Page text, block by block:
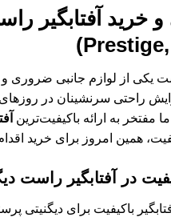
خرید
Prestige,
یکی از لوازم جانبی
راحتی سرنشینان در
مفتخر به ارائه باکیفیت‌ترین
همین امروز برای خرید
در آفتابگیر راست
باکیفیت برای